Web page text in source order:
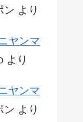
ン より
ヤンマ
より
ヤンマ
ン より